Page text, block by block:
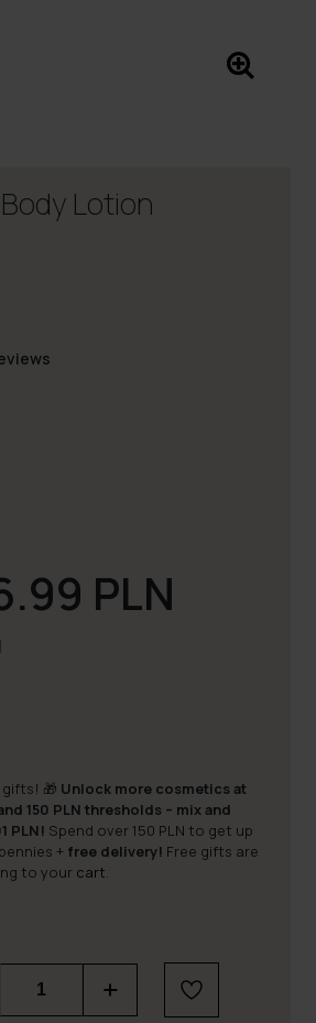
Lotion
PLN
🎁 Unlock more cosmetics at
150 PLN thresholds – mix and
PLN! Spend over 150 PLN to get up
+ free delivery! Free gifts are
to your cart.